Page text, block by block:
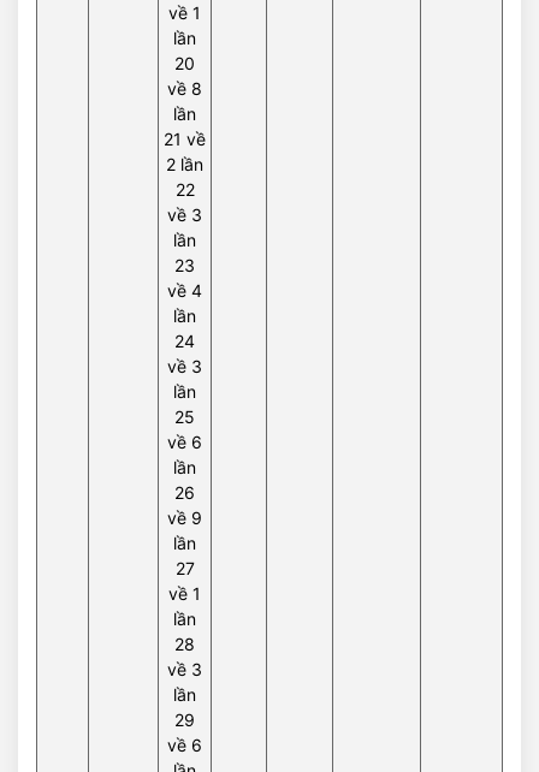
về 1
lần
20
về 8
lần
21 về
2 lần
22
về 3
lần
23
về 4
lần
24
về 3
lần
25
về 6
lần
26
về 9
lần
27
về 1
lần
28
về 3
lần
29
về 6